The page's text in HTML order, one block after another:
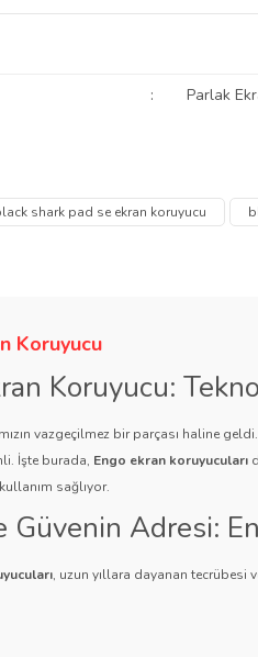
Shark Pad SE ekran koruyucu
: Parlak
için teşekkür ederiz.
hatalar bulunuyor.
diğer sitelerden daha pahalı.
shark pad se ekran koruyucu
Koruyucu
Koruyucu:
vazgeçilmez bir parçası haline
İşte burada, Engo ekran koruyucuları
sağlıyor.
Güvenin Adresi:
, uzun yıllara dayanan tecrübesi
Uyum: Engo